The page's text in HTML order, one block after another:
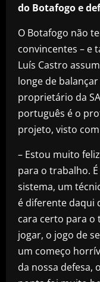
do Botafogo e
O Botafogo não
convincentes – e
Luís Castro
longe de
proprietário da
português é o
projeto, visto
– Estou muito
para o trabalho.
sistema, um
é diferente daqui
cara certo para o
jogar, o jogo de
um começo
da nossa defesa,